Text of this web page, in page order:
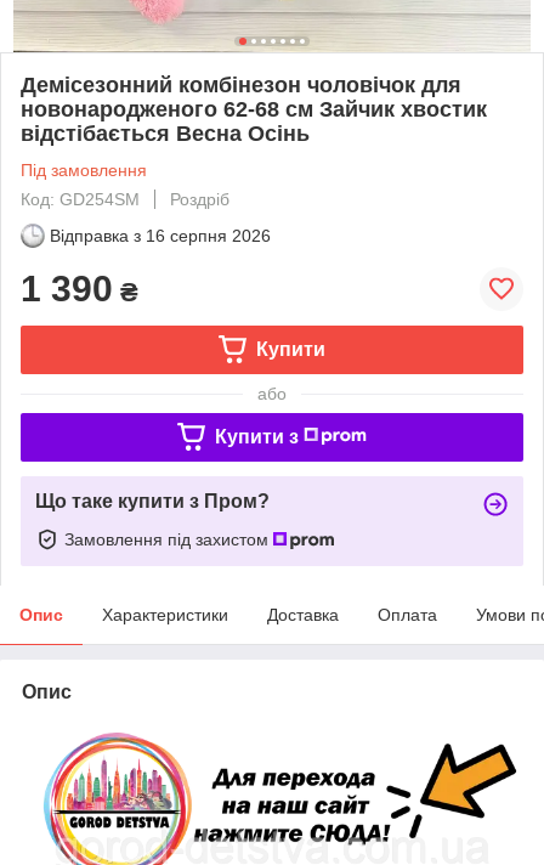
Демісезонний комбінезон чоловічок для
новонародженого 62-68 см Зайчик хвостик
відстібається Весна Осінь
Під замовлення
Код: GD254SM
Роздріб
Відправка з 16 серпня 2026
1 390 ₴
Купити
або
Купити з
Що таке купити з Пром?
Замовлення під захистом
Опис Характеристики Доставка Оплата Умови
Опис